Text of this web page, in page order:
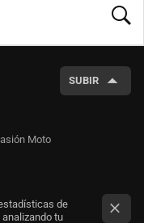
SUBIR
Moto
de
tu